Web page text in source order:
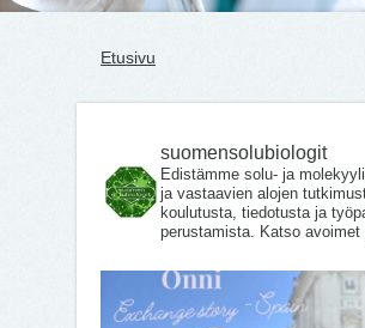
Etusivu
suomensolubiologit
Edistämme solu- ja
ja vastaavien alojen
koulutusta, tiedotusta ja
perustamista. Katso avoimet